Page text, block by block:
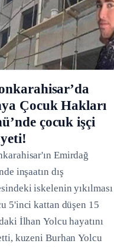
Çocuk Hakları
çocuk işçi
Emirdağ
inşaatın dış
iskelenin yıkılması
5'inci kattan düşen 15
İlhan Yolcu hayatını
kuzeni Burhan Yolcu